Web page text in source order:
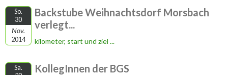
So.
30
Nov.
2014
Backstube Weihnachtsdorf Morsbach
verlegt...
kilometer, start und ziel ...
Sa.
KollegInnen der BGS